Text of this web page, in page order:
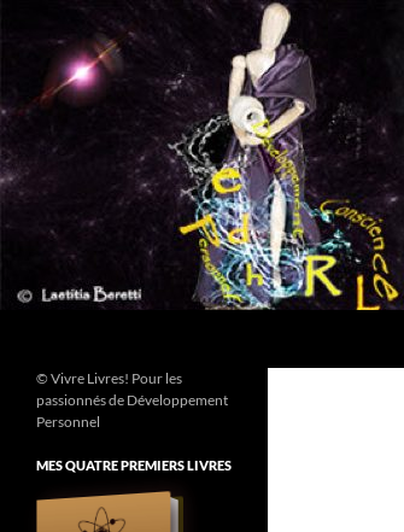
contenu
© Vivre Livres! Pour les
passionnés de Développement
Personnel
MES QUATRE PREMIERS LIVRES